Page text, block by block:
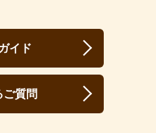
イド
ご質問